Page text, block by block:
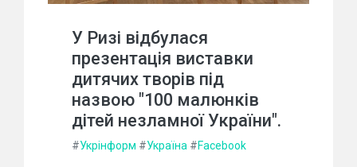
У Ризі відбулася
презентація виставки
дитячих творів під
назвою "100 малюнків
дітей незламної України".
#Укрінформ #Україна #Facebook